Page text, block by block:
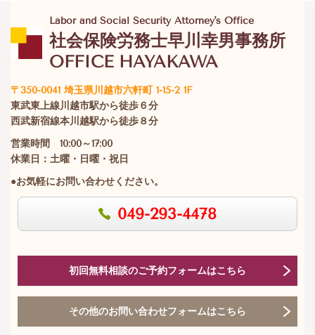
Labor and Social Security Attorney's Office
社会保険労務士早川幸男事務所
OFFICE HAYAKAWA
〒350-0041 埼玉県川越市六軒町 1-15-2 1F
東武東上線川越市駅から徒歩６分
西武新宿線本川越駅から徒歩８分
営業時間 10:00～17:00
休業日：土曜・日曜・祝日
●お気軽にお問い合わせください。
049-293-4478
初回無料相談のご予約フォームはこちら
その他のお問い合わせフォームはこちら